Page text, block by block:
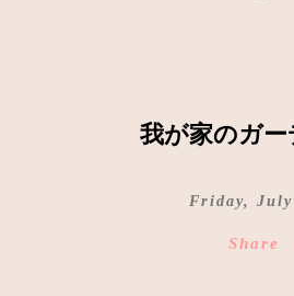
我が家のガ
Friday, July
Share